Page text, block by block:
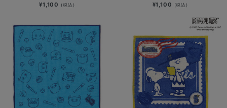
¥1,100 (税込) ¥1,100 (税込)